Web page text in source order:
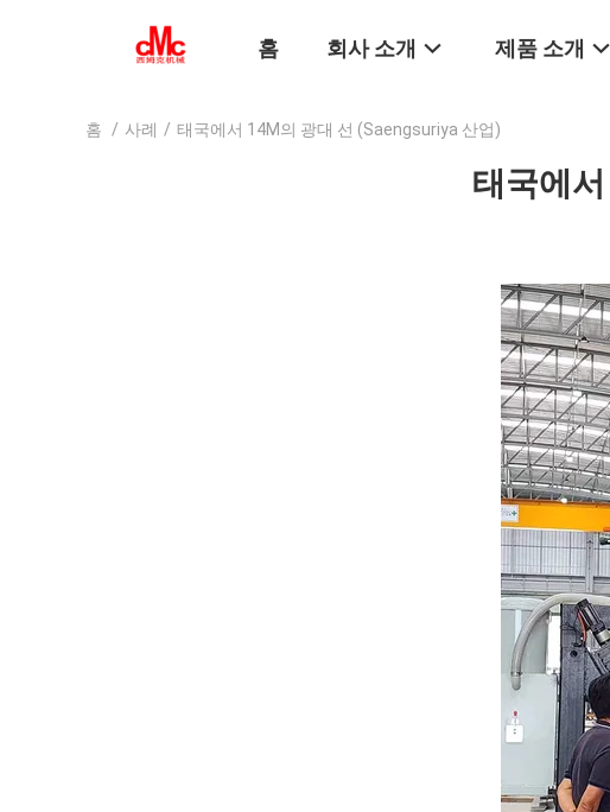
홈 회사 소개 제품 소개
홈 / 사례 / 태국에서 14M의 광대 선 (Saengsuriya 산업)
태국에